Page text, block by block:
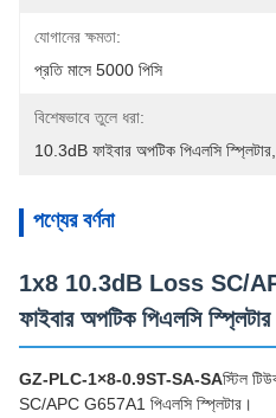
যোগানের ক্ষমতা:
প্রতি মাসে 5000 পিসি
বিশেষভাবে তুলে ধরা:
10.3dB ফাইবার অপটিক পিএলসি স্প্লিটার
পণ্যের বর্ণনা
1x8 10.3dB Loss SC/
ফাইবার অপটিক পিএলসি
GZ-PLC-1×8-0.9ST-SA-SAস্টিল
SC/APC G657A1 পিএলসি স্প্লিটার।